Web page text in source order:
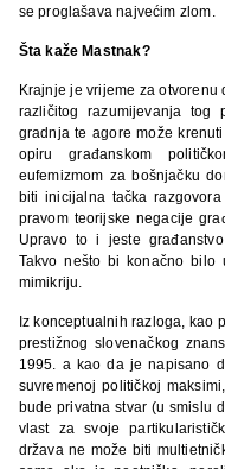
se proglašava najvećim zlom.
Šta kaže Mastnak?
Krajnje je vrijeme za
različitog razumijevanja tog
gradnja te agore može
opiru građanskom
eufemizmom za bošnjačku
biti inicijalna tačka
pravom teorijske negacije
Upravo to i jeste
Takvo nešto bi konačno bilo
mimikriju.
Iz konceptualnih razloga, kao
prestižnog slovenačkog
1995. a kao da je napisano
suvremenoj političkoj
bude privatna stvar (u smislu
vlast za svoje
država ne može biti